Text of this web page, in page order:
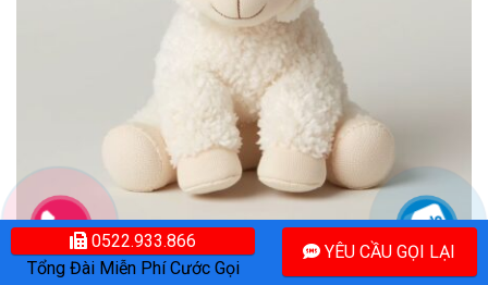
Cách Giặt Gấu Bông Jellycat Chuẩn DrClean247 – Giữ Form, Mềm Mại
0522.933.866
Tổng Đài Miễn Phí Cước Gọi
YÊU CẦU GỌI LẠI